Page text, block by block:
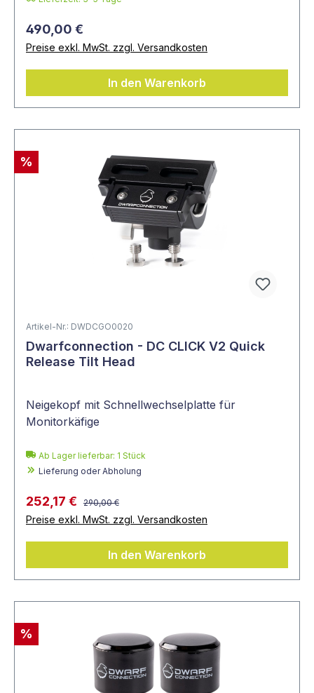
490,00 €
Preise exkl. MwSt. zzgl. Versandkosten
In den Warenkorb
%
Artikel-Nr.: DWDCGO0020
Dwarfconnection - DC CLICK V2 Quick
Release Tilt Head
Neigekopf mit Schnellwechselplatte für
Monitorkäfige
Ab Lager lieferbar: 1 Stück
Lieferung oder Abholung
252,17 € 290,00 €
Preise exkl. MwSt. zzgl. Versandkosten
In den Warenkorb
%